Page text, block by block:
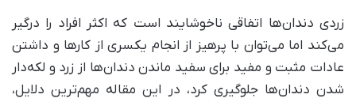
زردی دندان‌ها اتفاقی ناخوشایند است که اکثر افراد را درگیر
می‌کند اما می‌توان با پرهیز از انجام یکسری از کارها و داشتن
عادات مثبت و مفید برای سفید ماندن دندان‌ها از زرد و لکه‌دار
شدن دندان‌ها جلوگیری کرد، در این مقاله مهم‌ترین دلایل،